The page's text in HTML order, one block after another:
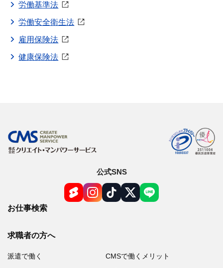
労働基準法
労働安全衛生法
雇用保険法
健康保険法
公式SNS
お仕事検索
求職者の方へ
派遣で働く CMSで働くメリット